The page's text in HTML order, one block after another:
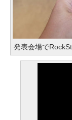
発表会場で